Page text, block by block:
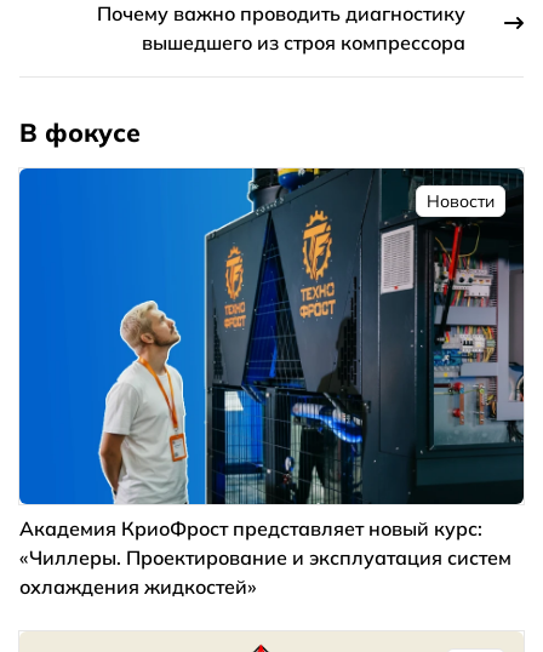
Почему важно проводить диагностику
вышедшего из строя компрессора
В фокусе
Новости
Академия КриоФрост представляет новый курс:
«Чиллеры. Проектирование и эксплуатация систем
охлаждения жидкостей»